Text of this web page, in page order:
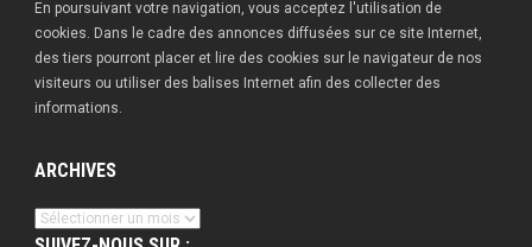
En poursuivant votre navigation, vous acceptez l'utilisation de
cookies. Dans le cadre des annonces diffusées sur ce site Internet,
des tiers pourront placer et lire des cookies sur le navigateur de nos
visiteurs ou utiliser des balises Internet afin des collecter des
informations.
ARCHIVES
Archives